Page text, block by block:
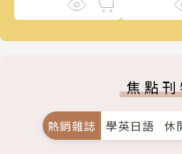
焦點
熱銷雜誌 學英日語 休